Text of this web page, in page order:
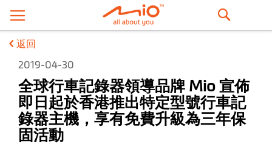
搜
返回
2019-04-30
全球行車記錄器領導品牌 Mio 宣佈
即日起於香港推出特定型號行車記
錄器主機，享有免費升級為三年保
固活動